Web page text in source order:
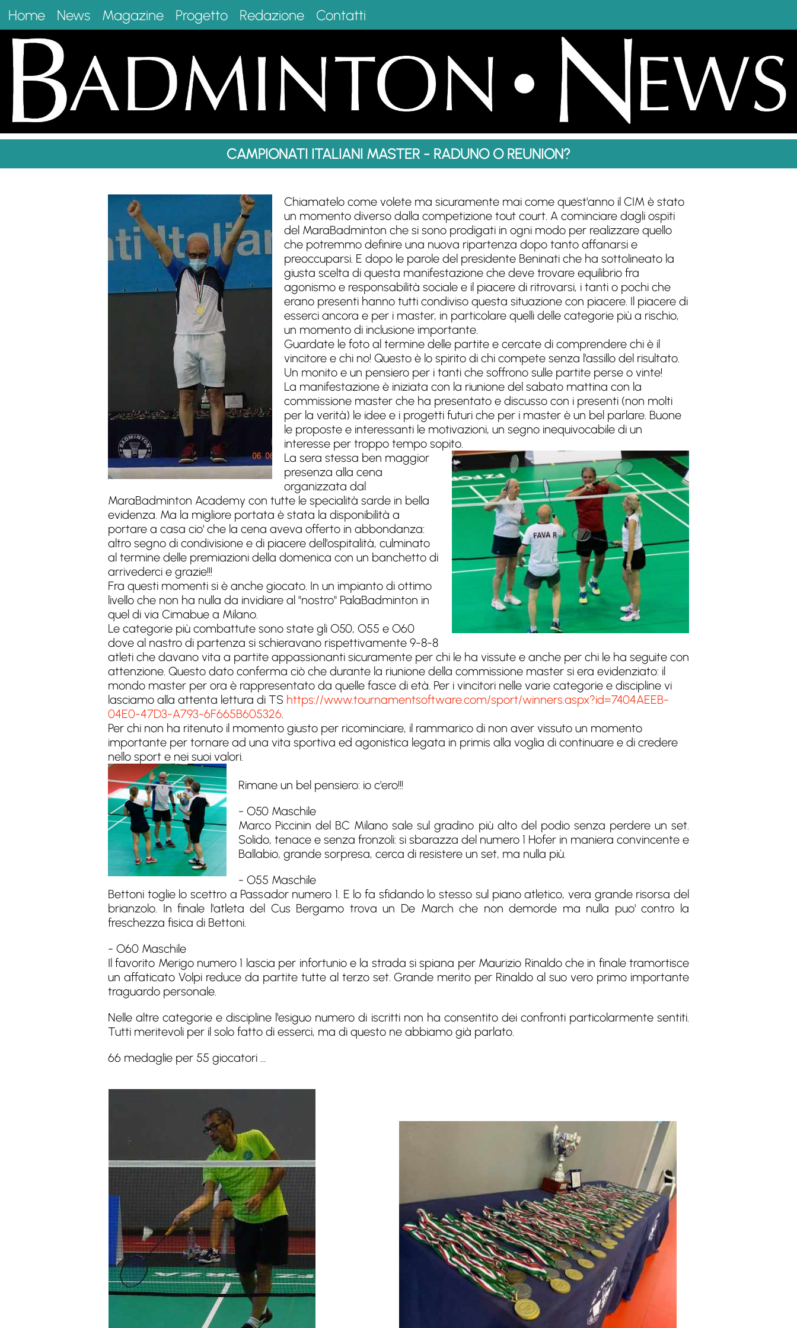
Home News Magazine Progetto Redazione Contatti
CAMPIONATI ITALIANI MASTER - RADUNO O REUNION?
Chiamatelo come volete ma sicuramente mai come quest'anno il CIM è stato
un momento diverso dalla competizione tout court. A cominciare dagli ospiti
del MaraBadminton che si sono prodigati in ogni modo per realizzare quello
che potremmo definire una nuova ripartenza dopo tanto affanarsi e
preoccuparsi. E dopo le parole del presidente Beninati che ha sottolineato la
giusta scelta di questa manifestazione che deve trovare equilibrio fra
agonismo e responsabilità sociale e il piacere di ritrovarsi, i tanti o pochi che
erano presenti hanno tutti condiviso questa situazione con piacere. Il piacere di
esserci ancora e per i master, in particolare quelli delle categorie più a rischio,
un momento di inclusione importante.
Guardate le foto al termine delle partite e cercate di comprendere chi è il
vincitore e chi no! Questo è lo spirito di chi compete senza l'assillo del risultato.
Un monito e un pensiero per i tanti che soffrono sulle partite perse o vinte!
La manifestazione è iniziata con la riunione del sabato mattina con la
commissione master che ha presentato e discusso con i presenti (non molti
per la verità) le idee e i progetti futuri che per i master è un bel parlare. Buone
le proposte e interessanti le motivazioni, un segno inequivocabile di un
interesse per troppo tempo sopito.
La sera stessa ben maggior
presenza alla cena
organizzata dal
MaraBadminton Academy con tutte le specialità sarde in bella
evidenza. Ma la migliore portata è stata la disponibilità a
portare a casa cio' che la cena aveva offerto in abbondanza:
altro segno di condivisione e di piacere dell'ospitalità, culminato
al termine delle premiazioni della domenica con un banchetto di
arrivederci e grazie!!!
Fra questi momenti si è anche giocato. In un impianto di ottimo
livello che non ha nulla da invidiare al "nostro" PalaBadminton in
quel di via Cimabue a Milano.
Le categorie più combattute sono state gli O50, O55 e O60
dove al nastro di partenza si schieravano rispettivamente 9-8-8
atleti che davano vita a partite appassionanti sicuramente per chi le ha vissute e anche per chi le ha seguite con
attenzione. Questo dato conferma ciò che durante la riunione della commissione master si era evidenziato: il
mondo master per ora è rappresentato da quelle fasce di età. Per i vincitori nelle varie categorie e discipline vi
lasciamo alla attenta lettura di TS https://www.tournamentsoftware.com/sport/winners.aspx?id=7404AEEB-
04E0-47D3-A793-6F665B605326
Per chi non ha ritenuto il momento giusto per ricominciare, il rammarico di non aver vissuto un momento
importante per tornare ad una vita sportiva ed agonistica legata in primis alla voglia di continuare e di credere
nello sport e nei suoi valori.
Rimane un bel pensiero: io c'ero!!!
- O50 Maschile
Marco Piccinin del BC Milano sale sul gradino più alto del podio senza perdere un set.
Solido, tenace e senza fronzoli: si sbarazza del numero 1 Hofer in maniera convincente e
Ballabio, grande sorpresa, cerca di resistere un set, ma nulla più.
- O55 Maschile
Bettoni toglie lo scettro a Passador numero 1. E lo fa sfidando lo stesso sul piano atletico, vera grande risorsa del
brianzolo. In finale l'atleta del Cus Bergamo trova un De March che non demorde ma nulla puo' contro la
freschezza fisica di Bettoni.
- O60 Maschile
Il favorito Merigo numero 1 lascia per infortunio e la strada si spiana per Maurizio Rinaldo che in finale tramortisce
un affaticato Volpi reduce da partite tutte al terzo set. Grande merito per Rinaldo al suo vero primo importante
traguardo personale.
Nelle altre categorie e discipline l'esiguo numero di iscritti non ha consentito dei confronti particolarmente sentiti.
Tutti meritevoli per il solo fatto di esserci, ma di questo ne abbiamo già parlato.
66 medaglie per 55 giocatori …